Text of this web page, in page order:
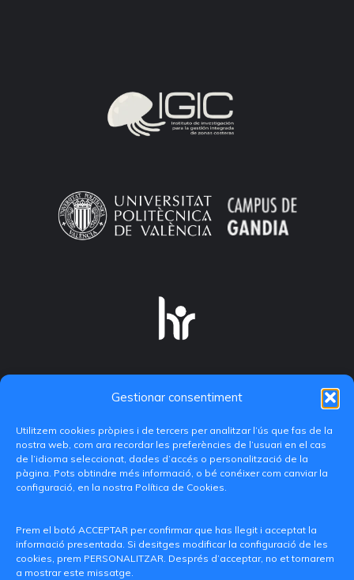
Gestionar consentiment
Utilitzem cookies pròpies i de tercers per analitzar l’ús que fas de la
nostra web, com ara recordar les preferències de l’usuari en el cas
de l’idioma seleccionat, dades d’accés o personalització de la
pàgina. Pots obtindre més informació, o bé conéixer com canviar la
configuració, en la nostra Política de Cookies.
Prem el botó ACCEPTAR per confirmar que has llegit i acceptat la
informació presentada. Si desitges modificar la configuració de les
cookies, prem PERSONALITZAR. Després d’acceptar, no et tornarem
a mostrar este missatge.
C/ Paranimf, 1 - 46730 Grau de Gandia
+34 962849333